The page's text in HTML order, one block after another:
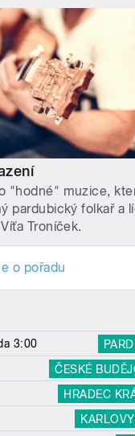
"hodné" muzice,
pardubický folkař a
Troníček.
o pořadu
3:00
ČESKÉ
HRADEC